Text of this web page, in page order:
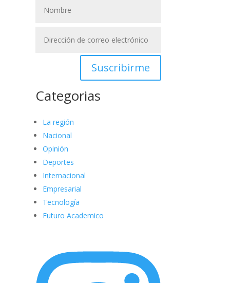
Suscribirme
Categorias
La región
Nacional
Opinión
Deportes
Internacional
Empresarial
Tecnología
Futuro Academico